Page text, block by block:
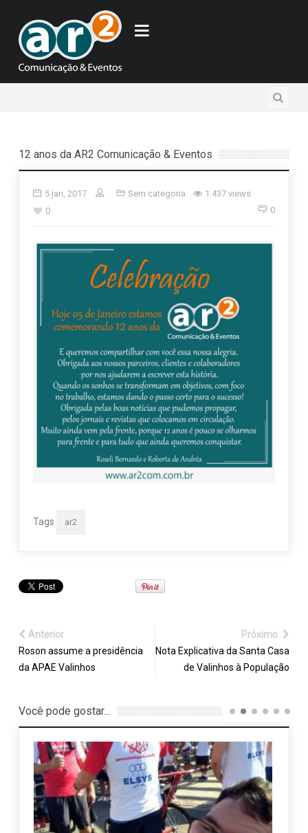
12 anos da AR2 Comunicação & Eventos
5 jan, 2017 Sem categoria
1.437 views
0
0
Tags ar2
Anterior
Roson assume a presidência
da APAE Valinhos
Próximo
Nota Explicativa da Santa Casa
de Valinhos à População
Você pode gostar...